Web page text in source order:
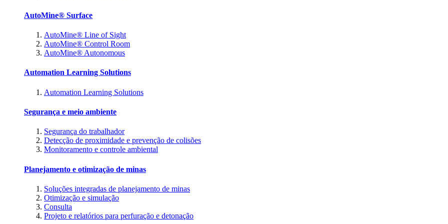
AutoMine® Surface
AutoMine® Line of Sight
AutoMine® Control Room
AutoMine® Autonomous
Automation Learning Solutions
Automation Learning Solutions
Segurança e meio ambiente
Segurança do trabalhador
Detecção de proximidade e prevenção de colisões
Monitoramento e controle ambiental
Planejamento e otimização de minas
Soluções integradas de planejamento de minas
Otimização e simulação
Consulta
Projeto e relatórios para perfuração e detonação